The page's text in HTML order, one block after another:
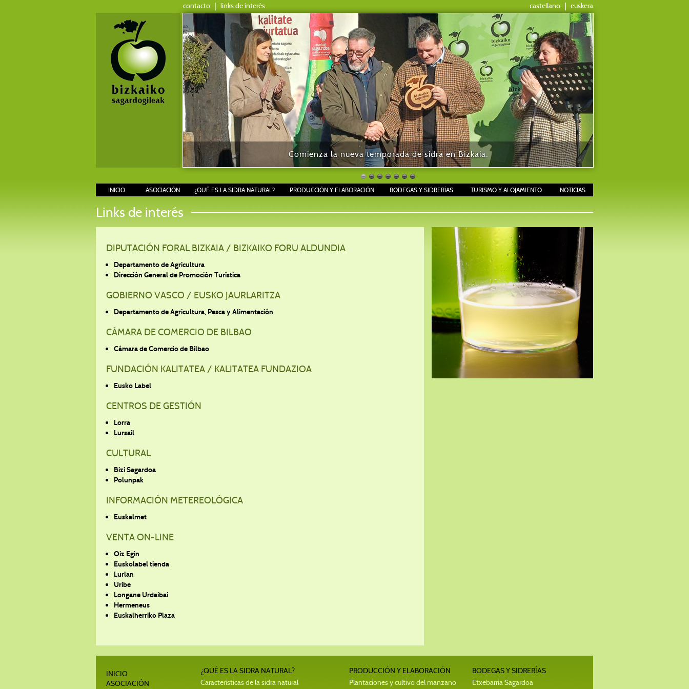
contacto | links de interés castellano | euskera
Comienza la nueva temporada de sidra en Bizkaia.
INICIO ASOCIACIÓN ¿QUÉ ES LA SIDRA NATURAL? PRODUCCIÓN Y ELABORACIÓN BODEGAS Y SIDRERÍAS TURISMO Y ALOJAMIENTO NOTICIAS
Links de interés
DIPUTACIÓN FORAL BIZKAIA / BIZKAIKO FORU ALDUNDIA
Departamento de Agricultura
Dirección General de Promoción Turística
GOBIERNO VASCO / EUSKO JAURLARITZA
Departamento de Agricultura, Pesca y Alimentación
CÁMARA DE COMERCIO DE BILBAO
Cámara de Comercio de Bilbao
FUNDACIÓN KALITATEA / KALITATEA FUNDAZIOA
Eusko Label
CENTROS DE GESTIÓN
Lorra
Lursail
CULTURAL
Bizi Sagardoa
Polunpak
INFORMACIÓN METEREOLÓGICA
Euskalmet
VENTA ON-LINE
Oiz Egin
Euskolabel tienda
Lurlan
Uribe
Longane Urdaibai
Hermeneus
Euskalherriko Plaza
INICIO
ASOCIACIÓN
¿QUÉ ES LA SIDRA NATURAL?
Características de la sidra natural
PRODUCCIÓN Y ELABORACIÓN
Plantaciones y cultivo del manzano
BODEGAS Y SIDRERÍAS
Etxebarria Sagardoa